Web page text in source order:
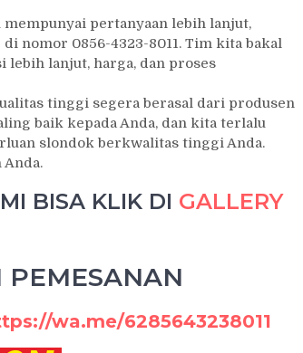
pertanyaan lebih lanjut,
nomor 0856-4323-8011. Tim kita bakal
lebih lanjut, harga, dan proses
tinggi segera berasal dari produsen
baik kepada Anda, dan kita terlalu
slondok berkwalitas tinggi Anda.
BISA KLIK DI GALLERY
wa.me/6285643238011